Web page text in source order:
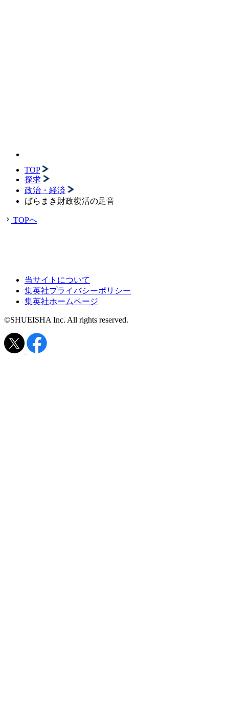
TOP
探求
政治・経済
ばらまき財政復活の足音
TOPへ
当サイトについて
集英社プライバシーポリシー
集英社ホームページ
©SHUEISHA Inc. All rights reserved.